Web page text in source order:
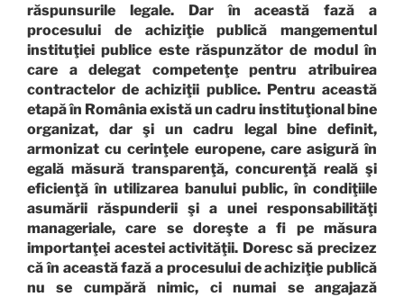
răspunsurile legale. Dar în această fază a
procesului de achiziţie publică mangementul
instituţiei publice este răspunzător de modul în
care a delegat competenţe pentru atribuirea
contractelor de achiziţii publice. Pentru această
etapă în România există un cadru instituţional bine
organizat, dar şi un cadru legal bine definit,
armonizat cu cerinţele europene, care asigură în
egală măsură transparenţă, concurenţă reală şi
eficienţă în utilizarea banului public, în condiţiile
asumării răspunderii şi a unei responsabilităţi
manageriale, care se doreşte a fi pe măsura
importanţei acestei activităţii. Doresc să precizez
că în această fază a procesului de achiziţie publică
nu se cumpără nimic, ci numai se angajază